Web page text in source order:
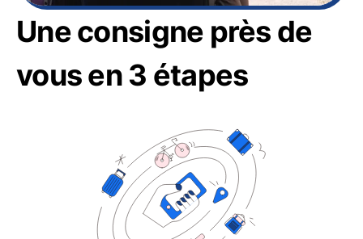
Une consigne près de
vous en 3 étapes